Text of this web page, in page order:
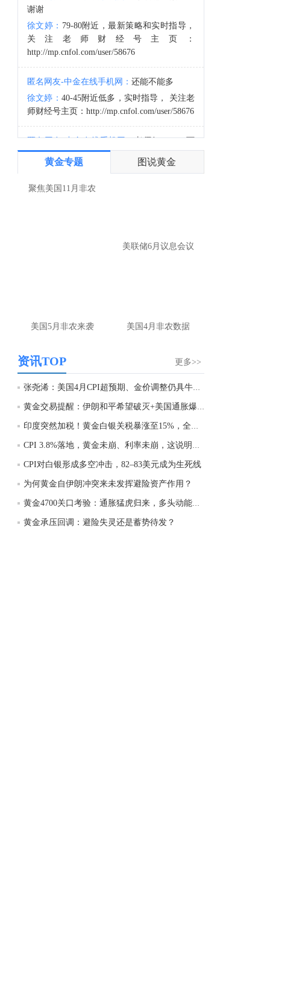
谢谢
徐文婷： 79-80附近，最新策略和实时指导，
关注老师财经号主页：
http://mp.cnfol.com/user/58676
匿名网友-中金在线手机网： 还能不能多
徐文婷： 40-45附近低多，实时指导， 关注老
师财经号主页：http://mp.cnfol.com/user/58676
匿名网友-中金在线手机网：老师好，4345可
以多吗？
让大家第一时间获取最新策略和实时指
匿名网友-中金在线手机网：
黄金多，看到什
徐文婷：
时指导， 关注老师财经号主页：
http://mp.cnfol.com/user/58676
匿名网友-中金在线手机网：止损多少 老师
徐文婷：7美金
度。70一50？。
徐文婷：带上止损博弈，实时指导， 关注老
师财经号主页：http://mp.cnfol.com/user/58676
匿名网友-中金在线手机网： 老师好，金现在
黄金专题 图说黄金
聚焦美国11月非农
美联储6月议息会议
美国5月非农来袭 美国4月非农数据
更多>>
资讯TOP
张尧浠：美国4月CPI超预期、金价调整仍具牛市前...
黄金交易提醒：伊朗和平希望破灭+美国通胀爆表...
印度突然加税！黄金白银关税暴涨至15%，全球贵...
CPI 3.8%落地，黄金未崩、利率未崩，这说明市场...
CPI对白银形成多空冲击，82–83美元成为生死线
为何黄金自伊朗冲突来未发挥避险资产作用？
黄金4700关口考验：通胀猛虎归来，多头动能留存...
黄金承压回调：避险失灵还是蓄势待发？